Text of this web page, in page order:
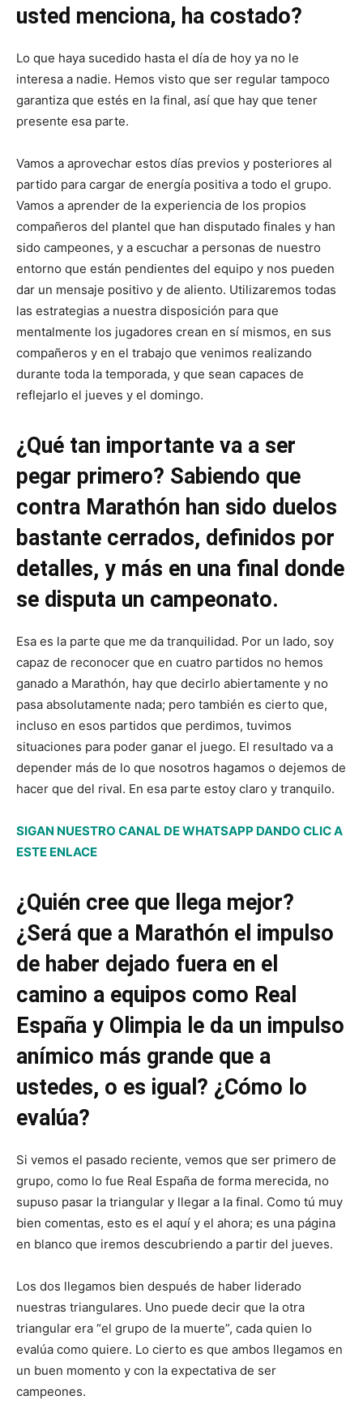
usted menciona, ha costado?
Lo que haya sucedido hasta el día de hoy ya no le
interesa a nadie. Hemos visto que ser regular tampoco
garantiza que estés en la final, así que hay que tener
presente esa parte.
Vamos a aprovechar estos días previos y posteriores al
partido para cargar de energía positiva a todo el grupo.
Vamos a aprender de la experiencia de los propios
compañeros del plantel que han disputado finales y han
sido campeones, y a escuchar a personas de nuestro
entorno que están pendientes del equipo y nos pueden
dar un mensaje positivo y de aliento. Utilizaremos todas
las estrategias a nuestra disposición para que
mentalmente los jugadores crean en sí mismos, en sus
compañeros y en el trabajo que venimos realizando
durante toda la temporada, y que sean capaces de
reflejarlo el jueves y el domingo.
¿Qué tan importante va a ser
pegar primero? Sabiendo que
contra Marathón han sido duelos
bastante cerrados, definidos por
detalles, y más en una final donde
se disputa un campeonato.
Esa es la parte que me da tranquilidad. Por un lado, soy
capaz de reconocer que en cuatro partidos no hemos
ganado a Marathón, hay que decirlo abiertamente y no
pasa absolutamente nada; pero también es cierto que,
incluso en esos partidos que perdimos, tuvimos
situaciones para poder ganar el juego. El resultado va a
depender más de lo que nosotros hagamos o dejemos de
hacer que del rival. En esa parte estoy claro y tranquilo.
SIGAN NUESTRO CANAL DE WHATSAPP DANDO CLIC A
ESTE ENLACE
¿Quién cree que llega mejor?
¿Será que a Marathón el impulso
de haber dejado fuera en el
camino a equipos como Real
España y Olimpia le da un impulso
anímico más grande que a
ustedes, o es igual? ¿Cómo lo
evalúa?
Si vemos el pasado reciente, vemos que ser primero de
grupo, como lo fue Real España de forma merecida, no
supuso pasar la triangular y llegar a la final. Como tú muy
bien comentas, esto es el aquí y el ahora; es una página
en blanco que iremos descubriendo a partir del jueves.
Los dos llegamos bien después de haber liderado
nuestras triangulares. Uno puede decir que la otra
triangular era “el grupo de la muerte”, cada quien lo
evalúa como quiere. Lo cierto es que ambos llegamos en
un buen momento y con la expectativa de ser
campeones.